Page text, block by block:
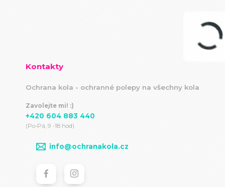
Kontakty
Ochrana kola - ochranné polepy na všechny kola
Zavolejte mi! :)
+420 604 883 440
(Po-Pá, 9 -18 hod)
info@ochranakola.cz